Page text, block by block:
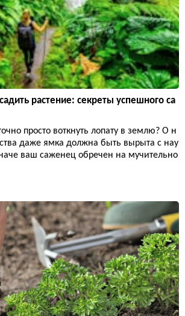
растение: секреты успешного са
просто воткнуть лопату в землю? О н
даже ямка должна быть вырыта с нау
ваш саженец обречен на мучительно